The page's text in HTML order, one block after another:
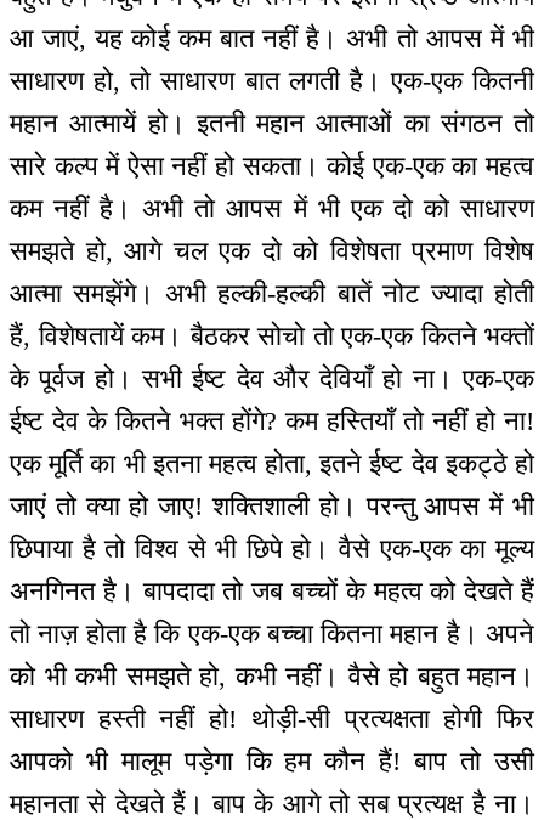
आ जाएं, यह कोई कम बात नहीं है। अभी तो आपस में भी
साधारण हो, तो साधारण बात लगती है। एक-एक कितनी
महान आत्मायें हो। इतनी महान आत्माओं का संगठन तो
सारे कल्प में ऐसा नहीं हो सकता। कोई एक-एक का महत्व
कम नहीं है। अभी तो आपस में भी एक दो को साधारण
समझते हो, आगे चल एक दो को विशेषता प्रमाण विशेष
आत्मा समझेंगे। अभी हल्की-हल्की बातें नोट ज्यादा होती
हैं, विशेषतायें कम। बैठकर सोचो तो एक-एक कितने भक्तों
के पूर्वज हो। सभी ईष्ट देव और देवियाँ हो ना। एक-एक
ईष्ट देव के कितने भक्त होंगे? कम हस्तियाँ तो नहीं हो ना!
एक मूर्ति का भी इतना महत्व होता, इतने ईष्ट देव इकट्ठे हो
जाएं तो क्या हो जाए! शक्तिशाली हो। परन्तु आपस में भी
छिपाया है तो विश्व से भी छिपे हो। वैसे एक-एक का मूल्य
अनगिनत है। बापदादा तो जब बच्चों के महत्व को देखते हैं
तो नाज़ होता है कि एक-एक बच्चा कितना महान है। अपने
को भी कभी समझते हो, कभी नहीं। वैसे हो बहुत महान।
साधारण हस्ती नहीं हो! थोड़ी-सी प्रत्यक्षता होगी फिर
आपको भी मालूम पड़ेगा कि हम कौन हैं! बाप तो उसी
महानता से देखते हैं। बाप के आगे तो सब प्रत्यक्ष है ना।